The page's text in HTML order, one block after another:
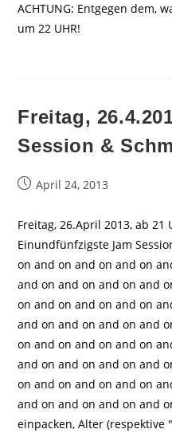
ACHTUNG: Entgegen dem,
um 22 UHR!
Freitag,
Session &
BeitragApril 24, 2013
Freitag, 26.April 2013, ab 21
Einundfünfzigste Jam
on and on and on and on
and on and on and on and
on and on and on and on
and on and on and on and
on and on and on and on
and on and on and on and
on and on and on and on
and on and on and on and
einpacken, Alter (respektive